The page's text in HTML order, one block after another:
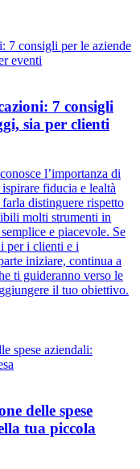
7 consigli
sia per clienti
l’importanza di
fiducia e lealtà
distinguere rispetto
molti strumenti in
e piacevole. Se
per i clienti e i
iniziare, continua a
ti guideranno verso le
il tuo obiettivo.
delle spese
tua piccola